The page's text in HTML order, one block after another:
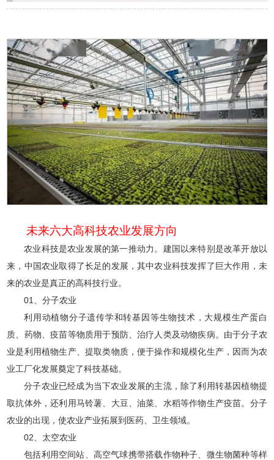
未来六大高科技农业发展方向
农业科技是农业发展的第一推动力。建国以来特别是改革开放以
来，中国农业取得了长足的发展，其中农业科技发挥了巨大作用，未
来的农业是真正的高科技行业。
01、分子农业
利用动植物分子遗传学和转基因等生物技术，大规模生产蛋白
质、药物、疫苗等物质用于预防、治疗人类及动物疾病。由于分子农
业是利用植物生产、提取类物质，便于操作和规模化生产，因而为农
业工厂化发展奠定了科技基础。
分子农业已经成为当下农业发展的主流，除了利用转基因植物提
取抗体外，还利用马铃薯、大豆、油菜、水稻等作物生产疫苗。分子
农业的出现，使农业产业拓展到医药、卫生领域。
02、太空农业
包括利用空间站、高空气球携带搭载作物种子、微生物菌种等样